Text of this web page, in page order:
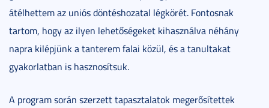
átélhettem az uniós döntéshozatal légkörét. Fontosnak
tartom, hogy az ilyen lehetőségeket kihasználva néhány
napra kilépjünk a tanterem falai közül, és a tanultakat
gyakorlatban is hasznosítsuk.
A program során szerzett tapasztalatok megerősítettek